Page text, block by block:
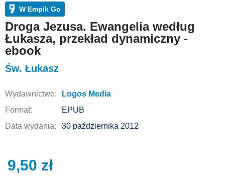
W Empik Go
Droga Jezusa. Ewangelia według
Łukasza, przekład dynamiczny -
ebook
Św. Łukasz
Wydawnictwo:
Logos Media
Format:
EPUB
Data wydania:
30 października 2012
9,50 zł